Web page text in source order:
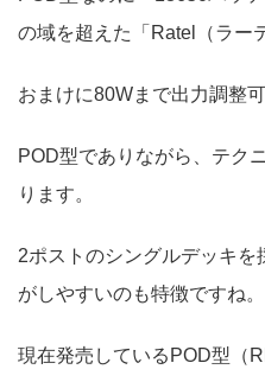
の域を超えた「Ratel（ラー
おまけに80Wまで出力調整可
POD型でありながら、テク
ります。
2ポストのシングルデッキを
がしやすいのも特徴ですね。
現在発売しているPOD型（